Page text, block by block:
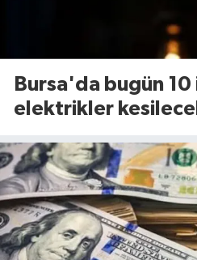
Bursa'da bugün
elektrikler
Cuma)